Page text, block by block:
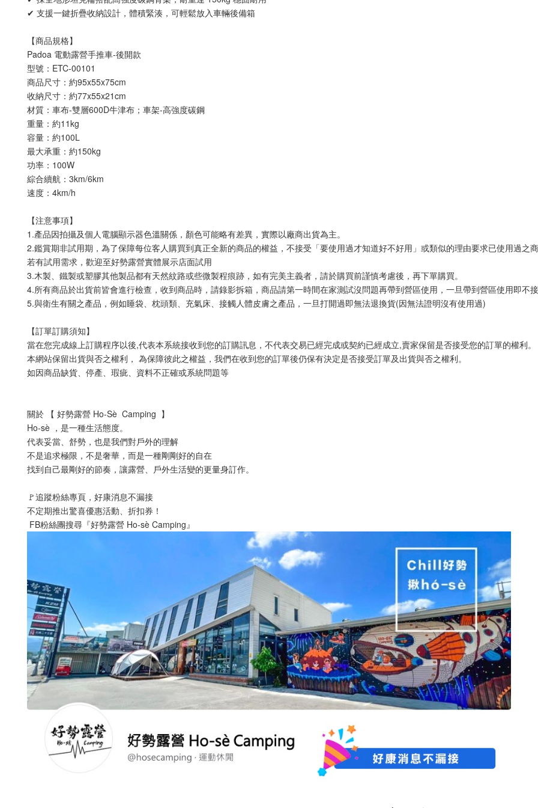
✔ 支援一鍵折疊收納設計，體積緊湊，可輕鬆放入車輛後備箱
【商品規格】
Padoa 電動露營手推車-後開款
型號：ETC-00101
商品尺寸：約95x55x75cm
收納尺寸：約77x55x21cm
材質：車布-雙層600D牛津布；車架-高強度碳鋼
重量：約11kg
容量：約100L
最大承重：約150kg
功率：100W
綜合續航：3km/6km
速度：4km/h
【注意事項】
1.產品因拍攝及個人電腦顯示器色溫關係，顏色可能略有差異，實際以廠商出貨為主。
2.鑑賞期非試用期，為了保障每位客人購買到真正全新的商品的權益，不接受「要使用過才知道好不好用」或類似的理由要求已使用過之商
若有試用需求，歡迎至好勢露營實體展示店面試用
3.木製、鐵製或塑膠其他製品都有天然紋路或些微製程痕跡，如有完美主義者，請於購買前謹慎考慮後，再下單購買。
4.所有商品於出貨前皆會進行檢查，收到商品時，請錄影拆箱，商品請第一時間在家測試沒問題再帶到營區使用，一旦帶到營區使用即不接
5.與衛生有關之產品，例如睡袋、枕頭類、充氣床、接觸人體皮膚之產品，一旦打開過即無法退換貨(因無法證明沒有使用過)
【訂單訂購須知】
當在您完成線上訂購程序以後,代表本系統接收到您的訂購訊息，不代表交易已經完成或契約已經成立,賣家保留是否接受您的訂單的權利。
本網站保留出貨與否之權利， 為保障彼此之權益，我們在收到您的訂單後仍保有決定是否接受訂單及出貨與否之權利。
如因商品缺貨、停產、瑕疵、資料不正確或系統問題等
關於 【 好勢露營 Ho-Sè  Camping  】
Ho-sè ，是一種生活態度。
代表妥當、舒勢，也是我們對戶外的理解
不是追求極限，不是奢華，而是一種剛剛好的自在
找到自己最剛好的節奏，讓露營、戶外生活變的更量身訂作。
🚩追蹤粉絲專頁，好康消息不漏接
不定期推出驚喜優惠活動、折扣券！
FB粉絲團搜尋『好勢露營 Ho-sè Camping』